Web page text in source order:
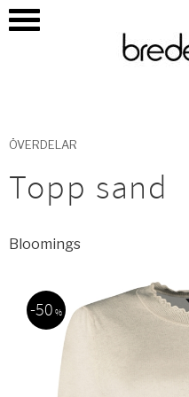
ÖVERDELAR
Topp sand
Bloomings
50 %